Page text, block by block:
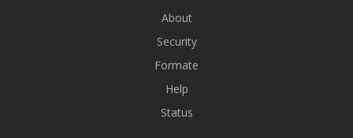
About
Security
Formate
Help
Status